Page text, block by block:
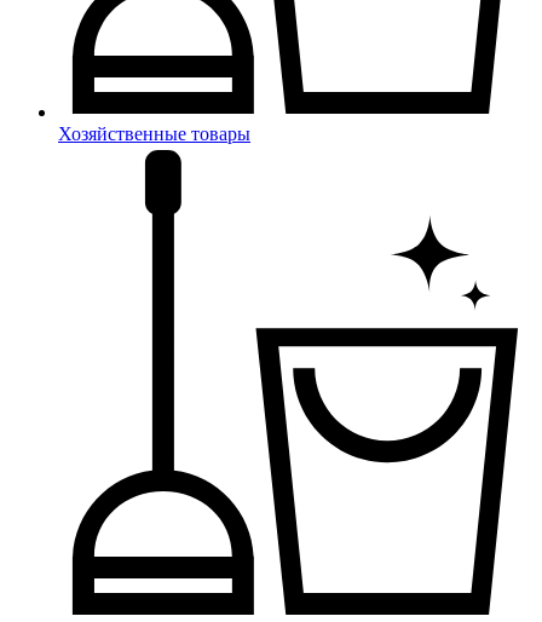
Хозяйственные товары